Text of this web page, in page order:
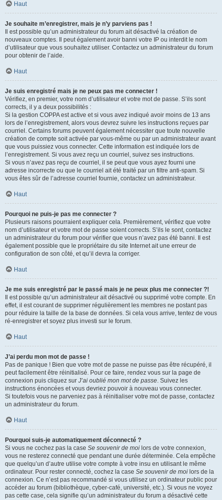
Haut
Je souhaite m’enregistrer, mais je n’y parviens pas !
Il est possible qu’un administrateur du forum ait désactivé la création de
nouveaux comptes. Il peut également avoir banni votre IP ou interdit le nom
d’utilisateur que vous souhaitez utiliser. Contactez un administrateur du forum
pour obtenir de l’aide.
Haut
Je suis enregistré mais je ne peux pas me connecter !
Vérifiez, en premier, votre nom d’utilisateur et votre mot de passe. S’ils sont
corrects, il y a deux possibilités :
Si la gestion COPPA est active et si vous avez indiqué avoir moins de 13 ans
lors de l’enregistrement, alors vous devrez suivre les instructions reçues par
courriel. Certains forums peuvent également nécessiter que toute nouvelle
création de compte soit activée par vous-même ou par un administrateur avant
que vous puissiez vous connecter. Cette information est indiquée lors de
l’enregistrement. Si vous avez reçu un courriel, suivez ses instructions.
Si vous n’avez pas reçu de courriel, il se peut que vous ayez fourni une
adresse incorrecte ou que le courriel ait été traité par un filtre anti-spam. Si
vous êtes sûr de l’adresse courriel fournie, contactez un administrateur.
Haut
Pourquoi ne puis-je pas me connecter ?
Plusieurs raisons pourraient expliquer cela. Premièrement, vérifiez que votre
nom d’utilisateur et votre mot de passe soient corrects. S’ils le sont, contactez
un administrateur du forum pour vérifier que vous n’avez pas été banni. Il est
également possible que le propriétaire du site Internet ait une erreur de
configuration de son côté, et qu’il devra la corriger.
Haut
Je me suis enregistré par le passé mais je ne peux plus me connecter ?!
Il est possible qu’un administrateur ait désactivé ou supprimé votre compte. En
effet, il est courant de supprimer régulièrement les membres ne postant pas
pour réduire la taille de la base de données. Si cela vous arrive, tentez de vous
ré-enregistrer et soyez plus investi sur le forum.
Haut
J’ai perdu mon mot de passe !
Pas de panique ! Bien que votre mot de passe ne puisse pas être récupéré, il
peut facilement être réinitialisé. Pour ce faire, rendez vous sur la page de
connexion puis cliquez sur J’ai oublié mon mot de passe. Suivez les
instructions énoncées et vous devriez pouvoir à nouveau vous connecter.
Si toutefois vous ne parveniez pas à réinitialiser votre mot de passe, contactez
un administrateur du forum.
Haut
Pourquoi suis-je automatiquement déconnecté ?
Si vous ne cochez pas la case Se souvenir de moi lors de votre connexion,
vous ne resterez connecté que pendant une durée déterminée. Cela empêche
que quelqu’un d’autre utilise votre compte à votre insu en utilisant le même
ordinateur. Pour rester connecté, cochez la case Se souvenir de moi lors de la
connexion. Ce n’est pas recommandé si vous utilisez un ordinateur public pour
accéder au forum (bibliothèque, cyber-café, université, etc.). Si vous ne voyez
pas cette case, cela signifie qu’un administrateur du forum a désactivé cette